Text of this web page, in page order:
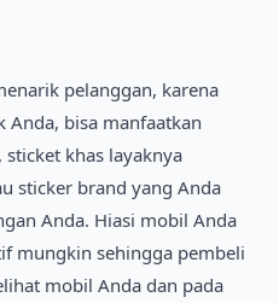
pelanggan, karena
bisa manfaatkan
khas layaknya
sticker brand yang Anda
Anda. Hiasi mobil Anda
mungkin sehingga pembeli
mobil Anda dan pada